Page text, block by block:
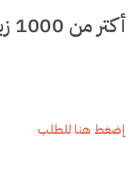
أكتر من 1000 زبون يثق في منتجاتنا
إضغط هنا للطلب